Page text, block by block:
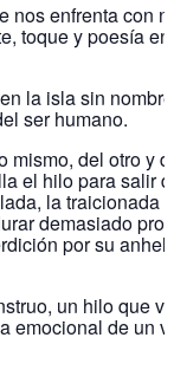
nos enfrenta con
toque y poesía
la isla sin
ser humano.
mismo, del otro y
el hilo para salir
la traicionada
demasiado
por su
un hilo que va
emocional de un